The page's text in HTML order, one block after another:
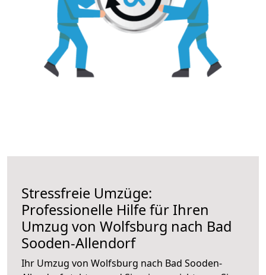
Stressfreie Umzüge:
Professionelle Hilfe für Ihren
Umzug von Wolfsburg nach Bad
Sooden-Allendorf
Ihr Umzug von Wolfsburg nach Bad Sooden-